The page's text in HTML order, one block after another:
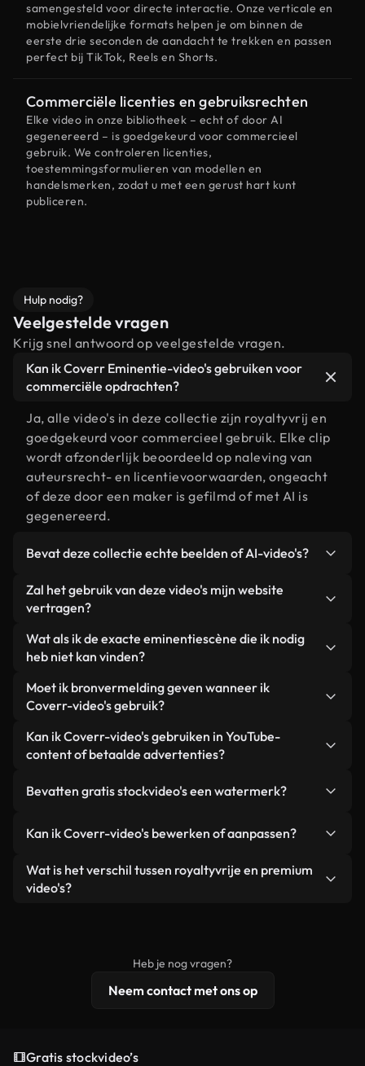
samengesteld voor directe interactie. Onze verticale en
mobielvriendelijke formats helpen je om binnen de
eerste drie seconden de aandacht te trekken en passen
perfect bij TikTok, Reels en Shorts.
Commerciële licenties en gebruiksrechten
Elke video in onze bibliotheek – echt of door AI
gegenereerd – is goedgekeurd voor commercieel
gebruik. We controleren licenties,
toestemmingsformulieren van modellen en
handelsmerken, zodat u met een gerust hart kunt
publiceren.
Hulp nodig?
Veelgestelde vragen
Krijg snel antwoord op veelgestelde vragen.
Kan ik Coverr Eminentie-video's gebruiken voor
commerciële opdrachten?
Ja, alle video's in deze collectie zijn royaltyvrij en
goedgekeurd voor commercieel gebruik. Elke clip
wordt afzonderlijk beoordeeld op naleving van
auteursrecht- en licentievoorwaarden, ongeacht
of deze door een maker is gefilmd of met AI is
gegenereerd.
Bevat deze collectie echte beelden of AI-video's?
Beide. Dit is een hybride bibliotheek die bestaat
uit echte, door mensen gefilmde beelden van
video's. Elke video is duidelijk gelabeld, zodat je
altijd weet wat je gebruikt.
Zal het gebruik van deze video's mijn website
vertragen?
Niet als u voor onze geoptimaliseerde versies
kiest. Wij bieden lichtgewicht, webklare formaten
achtergrond. Zo blijft de kwaliteit hoog, worden de
laadtijden geminimaliseerd en worden
statistieken zoals LCP verbeterd.
Wat als ik de exacte eminentiescène die ik nodig
heb niet kan vinden?
Met Coverr AI Studio maak je direct een video.
Beschrijf de scène – bijvoorbeeld "eminentie bij
enkele seconden een gepersonaliseerde video die
voldoet aan onze licentievoorwaarden.
Moet ik bronvermelding geven wanneer ik
Coverr-video's gebruik?
Naamsvermelding is niet vereist. Alle video's in
onze stockbibliotheek zijn royaltyvrij en kunnen
hoewel dit altijd op prijs wordt gesteld.
Kan ik Coverr-video's gebruiken in YouTube-
content of betaalde advertenties?
gebruikt in YouTube-video's met advertentie-
advertenties van klanten, zolang je de beelden
een losstaand product.
Bevatten gratis stockvideo's een watermerk?
zijn of door AI gegenereerd – bevat watermerken.
Je krijgt schoon, direct bruikbaar beeldmateriaal.
Kan ik Coverr-video's bewerken of aanpassen?
Ja. Je mag onze video's inkorten, bijsnijden of
remixen. Zorg er wel voor dat het eindproduct
Wat is het verschil tussen royaltyvrije en premium
video's?
licentiebescherming omvat.
Heb je nog vragen?
Neem contact met ons op
Gratis stockvideo’s